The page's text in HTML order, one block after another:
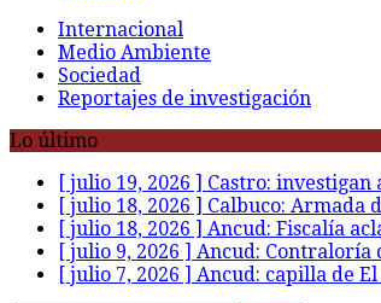
Internacional
Medio Ambiente
Sociedad
Reportajes de investigación
Lo último
[ julio 19, 2026 ] Castro:
[ julio 18, 2026 ] Calbuco: Armada
[ julio 18, 2026 ] Ancud: Fiscalía
[ julio 9, 2026 ] Ancud: Contraloría
[ julio 7, 2026 ] Ancud: capilla de